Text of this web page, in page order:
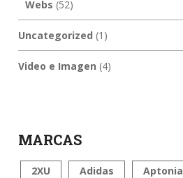
Webs (52)
Uncategorized (1)
Video e Imagen (4)
MARCAS
2XU Adidas Aptonia